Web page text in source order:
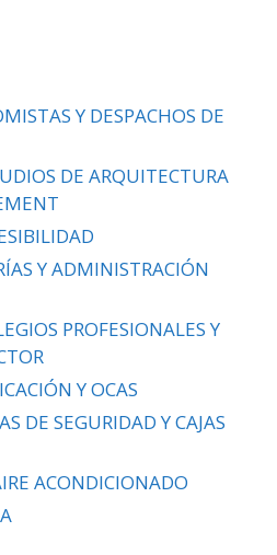
Y DESPACHOS DE
DE ARQUITECTURA
Y ADMINISTRACIÓN
PROFESIONALES Y
Y OCAS
DE SEGURIDAD Y CAJAS
ACONDICIONADO